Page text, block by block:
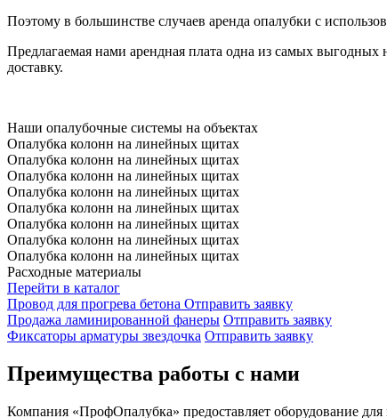
Поэтому в большинстве случаев аренда опалубки с
Предлагаемая нами арендная плата одна из самых
доставку.
Наши опалубочные системы на объектах
Опалубка колонн на линейных щитах
Опалубка колонн на линейных щитах
Опалубка колонн на линейных щитах
Опалубка колонн на линейных щитах
Опалубка колонн на линейных щитах
Опалубка колонн на линейных щитах
Опалубка колонн на линейных щитах
Опалубка колонн на линейных щитах
Расходные материалы
Перейти в каталог
Провод для прогрева бетона Отправить заявку
Продажа ламинированной фанеры Отправить заявку
Фиксаторы арматуры звездочка Отправить заявку
Преимущества работы с нами
Компания «ПрофОпалубка» предоставляет оборудование